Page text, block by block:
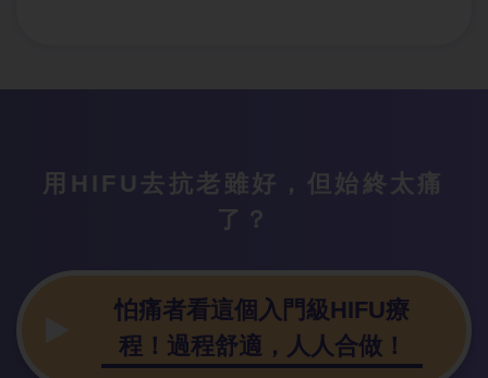
用HIFU去抗老雖好，但始終太痛
了？
怕痛者看這個 入門級HIFU療
程！過程舒適，人人合做！